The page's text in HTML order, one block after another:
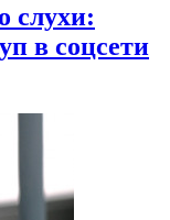
слухи:
в соцсети